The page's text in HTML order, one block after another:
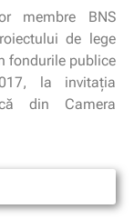
membre BNS
de lege
fondurile publice
la invitația
din Camera